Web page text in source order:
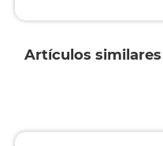
Artículos similares